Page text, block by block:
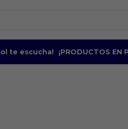
te escucha! ¡PRODUCTOS EN